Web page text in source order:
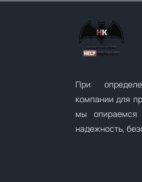
При
компании для
мы опираемся
надежность,